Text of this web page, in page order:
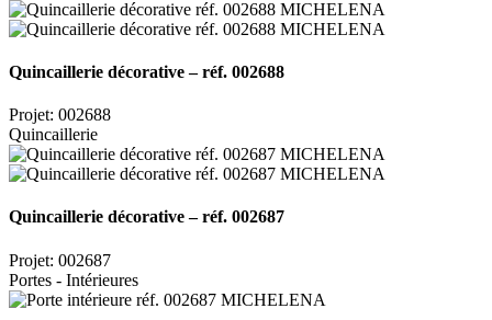
Quincaillerie décorative – réf. 002688
Projet: 002688
Quincaillerie
Quincaillerie décorative – réf. 002687
Projet: 002687
Portes - Intérieures